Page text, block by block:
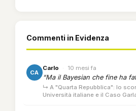
Commenti in Evidenza
CA
Carlo · 10 mesi fa
“Ma il Bayesian che fine ha
↳ A "Quarta Repubblica": lo
Università italiane e il Caso